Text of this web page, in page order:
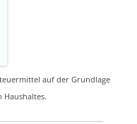
auf der Grundlage
Haushaltes.